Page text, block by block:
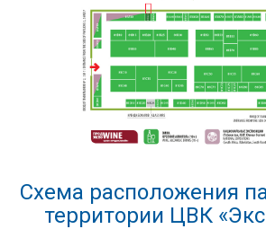
Схема расположения
территории ЦВК